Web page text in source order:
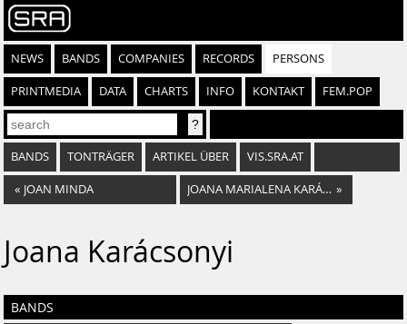
NEWS BANDS COMPANIES RECORDS PERSONS
PRINTMEDIA DATA CHARTS INFO KONTAKT FEM.POP
BANDS TONTRÄGER ARTIKEL ÜBER VIS.SRA.AT
« JOAN MINDA JOANA MARIALENA KARÁCSONYI »
Joana Karácsonyi
BANDS